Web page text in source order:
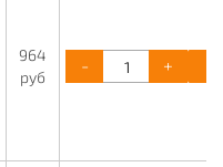
964
руб
- +